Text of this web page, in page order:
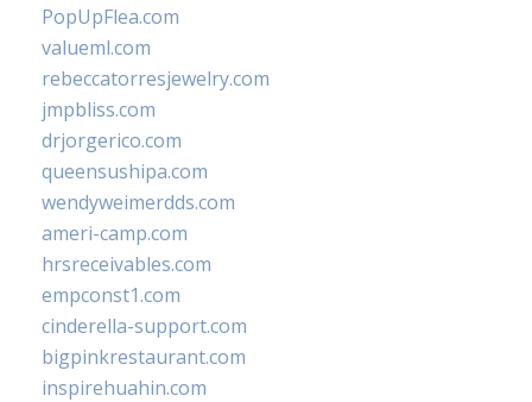
PopUpFlea.com
valueml.com
rebeccatorresjewelry.com
jmpbliss.com
drjorgerico.com
queensushipa.com
wendyweimerdds.com
ameri-camp.com
hrsreceivables.com
empconst1.com
cinderella-support.com
bigpinkrestaurant.com
inspirehuahin.com